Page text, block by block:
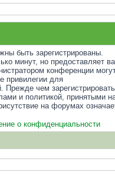
быть зарегистрированы.
минут, но предоставляет
конференции
привилегии для
Прежде чем
и политикой, принятыми
на форумах
о конфиденциальности